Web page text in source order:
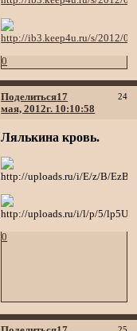
0
Поделиться 24
17
мая, 2012г. 10:10:58
Лялькина кровь.
0